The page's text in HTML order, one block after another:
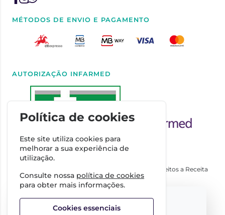
Select your language:
MÉTODOS DE ENVIO E PAGAMENTO
AUTORIZAÇÃO INFARMED
Autorizado a Disponibilizar Medicamentos Não Sujeitos a Receita
Médica através da Internet pelo Infarmed. I.P.
Dra. Cátia Costa
FARMÁCIA IMPERIAL, Complexo Farmacêutico da Guerra
Política de cookies
Este site utiliza cookies para
melhorar a sua experiência de
utilização.
Consulte nossa política de cookies
para obter mais informações.
Cookies essenciais